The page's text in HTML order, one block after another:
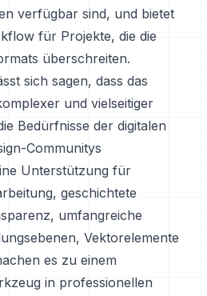
verfügbar sind, und bietet
für Projekte, die die
überschreiten.
sich sagen, dass das
und vielseitiger
Bedürfnisse der digitalen
Communitys
Unterstützung für
geschichtete
umfangreiche
Vektorelemente
es zu einem
in professionellen